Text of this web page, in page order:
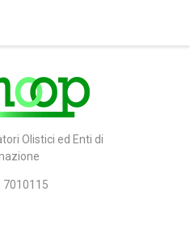
Olistici ed Enti di